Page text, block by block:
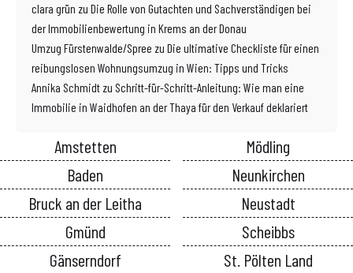
clara grün zu Die Rolle von Gutachten und Sachverständigen bei
der Immobilienbewertung in Krems an der Donau
Umzug Fürstenwalde/Spree zu Die ultimative Checkliste für einen
reibungslosen Wohnungsumzug in Wien: Tipps und Tricks
Annika Schmidt zu Schritt-für-Schritt-Anleitung: Wie man eine
Immobilie in Waidhofen an der Thaya für den Verkauf deklariert
Amstetten
Baden
Bruck an der Leitha
Gmünd
Gänserndorf
Mödling
Neunkirchen
Neustadt
Scheibbs
St. Pölten Land